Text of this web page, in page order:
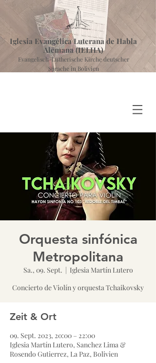
Iglesia Evangélica Luterana de Habla
Alemana (IELHA)
Evangelisch-Lutherische Kirche deutscher
Sprache in Bolivien
Orquesta sinfónica
Metropolitana
Sa., 09. Sept.
  |
Iglesia Martín Lutero
Concierto de Violín y orquesta Tchaikovsky
Zeit & Ort
09. Sept. 2023, 20:00 – 22:00
Iglesia Martín Lutero, Sanchez Lima &
Rosendo Gutierrez, La Paz, Bolivien